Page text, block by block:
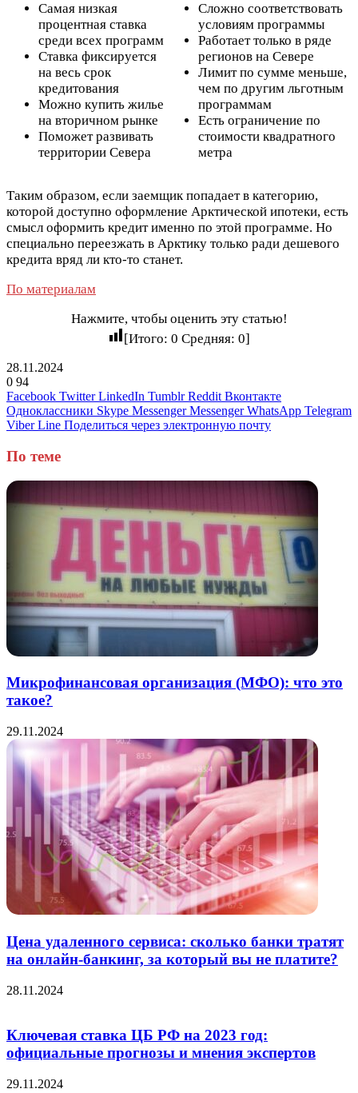
Самая низкая
процентная ставка
среди всех программ
Ставка фиксируется
на весь срок
кредитования
Можно купить жилье
на вторичном рынке
Поможет развивать
территории Севера
Сложно соответствовать
условиям программы
Работает только в ряде
регионов на Севере
Лимит по сумме меньше,
чем по другим льготным
программам
Есть ограничение по
стоимости квадратного
метра
Таким образом, если заемщик попадает в категорию,
которой доступно оформление Арктической ипотеки, есть
смысл оформить кредит именно по этой программе. Но
специально переезжать в Арктику только ради дешевого
кредита вряд ли кто-то станет.
По материалам
Нажмите, чтобы оценить эту статью!
[Итого: 0 Средняя: 0]
28.11.2024
0 94
Facebook Twitter LinkedIn Tumblr Reddit Вконтакте
Одноклассники Skype Messenger Messenger WhatsApp Telegram
Viber Line Поделиться через электронную почту
По теме
Микрофинансовая организация (МФО): что это
такое?
29.11.2024
Цена удаленного сервиса: сколько банки тратят
на онлайн-банкинг, за который вы не платите?
28.11.2024
Ключевая ставка ЦБ РФ на 2023 год:
официальные прогнозы и мнения экспертов
29.11.2024